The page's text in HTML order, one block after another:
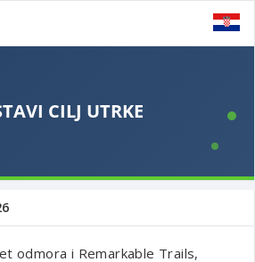
odmora i Remarkable Trails,